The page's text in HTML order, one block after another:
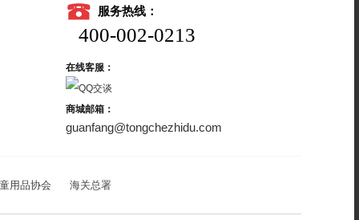
服务热线：
400-002-0213
在线客服：
商城邮箱：
guanfang@tongchezhidu.com
用品协会 海关总署